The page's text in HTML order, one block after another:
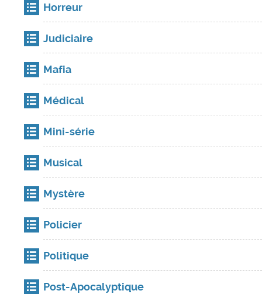
Horreur
Judiciaire
Mafia
Médical
Mini-série
Musical
Mystère
Policier
Politique
Post-Apocalyptique